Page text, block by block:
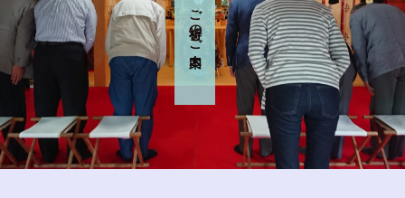
ご祈祷のご案内